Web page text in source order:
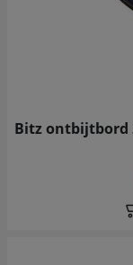
Bitz ontbijtbord